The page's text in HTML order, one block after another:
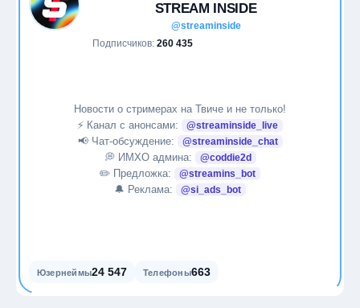
STREAM INSIDE
@streaminside
Подписчиков: 260 435
Новости о стримерах на Твиче и не только!
⚡️ Канал с анонсами:
@streaminside_live
📢 Чат-обсуждение: @streaminside_chat
💭 ИМХО админа: @coddie2d
✏️ Предложка: @streamins_bot
🔔 Реклама: @si_ads_bot
Юзернеймы24 547 Телефоны663